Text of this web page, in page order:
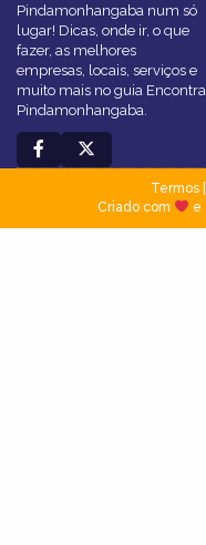
Pindamonhangaba num só
lugar! Dicas, onde ir, o que
fazer, as melhores
empresas, locais, serviços e
muito mais no guia Encontra
Pindamonhangaba.
Termos|
Criado com
e